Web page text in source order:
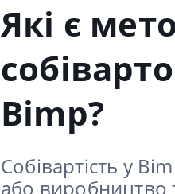
Які є
Bimp?
Собівартість у
або виробництво